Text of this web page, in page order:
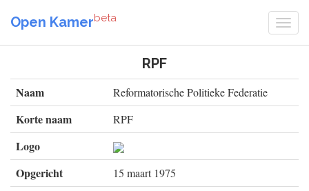
Open Kamerbeta
RPF
Naam Reformatorische Politieke Federatie
Korte naam RPF
Logo
Opgericht
15 maart 1975